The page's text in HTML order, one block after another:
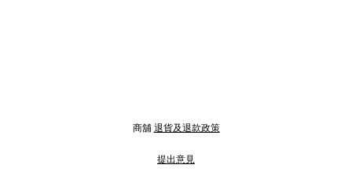
商舖 退貨及退款政策
提出意見